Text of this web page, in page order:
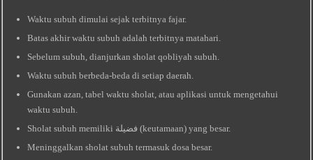
Waktu subuh dimulai sejak terbitnya fajar.
Batas akhir waktu subuh adalah terbitnya matahari.
Sebelum subuh, dianjurkan sholat qobliyah subuh.
Waktu subuh berbeda-beda di setiap daerah.
Gunakan azan, tabel waktu sholat, atau aplikasi untuk mengetahui
waktu subuh.
Sholat subuh memiliki فضيلة (keutamaan) yang besar.
Meninggalkan sholat subuh termasuk dosa besar.